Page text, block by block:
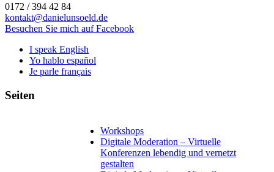
0172 / 394 42 84
kontakt@danielunsoeld.de
Besuchen Sie mich auf Facebook
I speak English
Yo hablo español
Je parle français
Seiten
Workshops
Digitale Moderation – Virtuelle
Konferenzen lebendig und vernetzt
gestalten